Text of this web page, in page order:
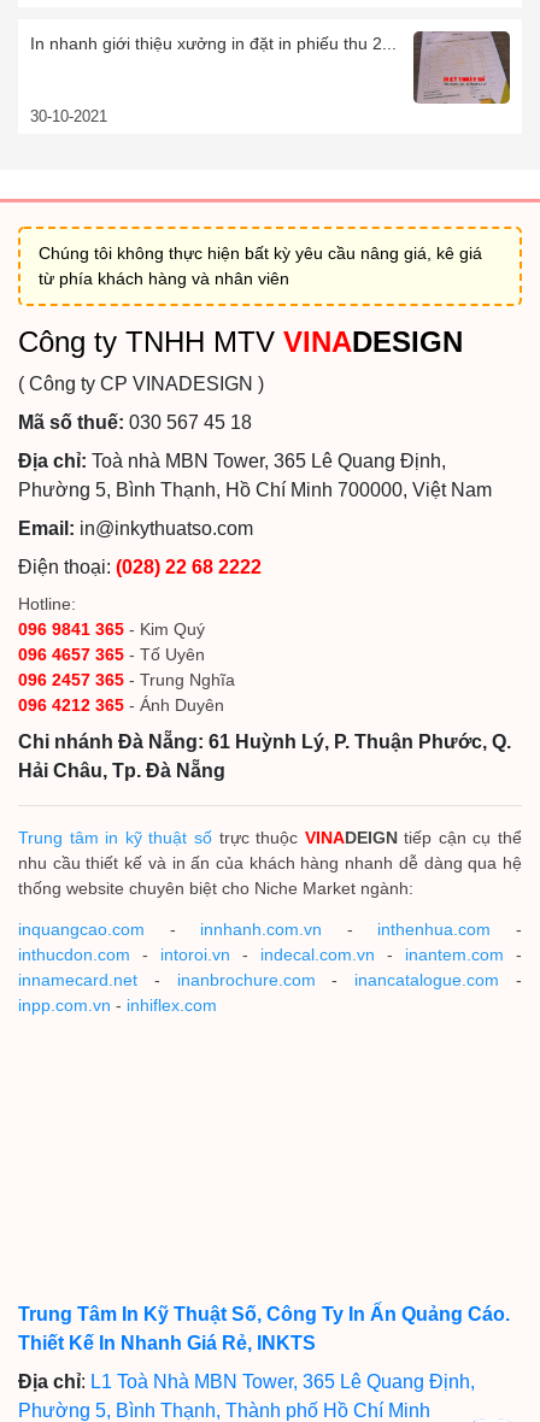
In nhanh giới thiệu xưởng in đặt in phiếu thu 2...
30-10-2021
Chúng tôi không thực hiện bất kỳ yêu cầu nâng giá, kê giá
từ phía khách hàng và nhân viên
Công ty TNHH MTV VINADESIGN
( Công ty CP VINADESIGN )
Mã số thuế: 030 567 45 18
Địa chỉ: Toà nhà MBN Tower, 365 Lê Quang Định,
Phường 5, Bình Thạnh, Hồ Chí Minh 700000, Việt Nam
Email: in@inkythuatso.com
Điện thoại: (028) 22 68 2222
Hotline:
096 9841 365 - Kim Quý
096 4657 365 - Tố Uyên
096 2457 365 - Trung Nghĩa
096 4212 365 - Ánh Duyên
Chi nhánh Đà Nẵng: 61 Huỳnh Lý, P. Thuận Phước, Q.
Hải Châu, Tp. Đà Nẵng
Trung tâm in kỹ thuật sốtrực thuộc VINADEIGNtiếp cận cụ thể
nhu cầu thiết kế và in ấn của khách hàng nhanh dễ dàng qua hệ
thống website chuyên biệt cho Niche Market ngành:
inquangcao.com - innhanh.com.vn - inthenhua.com -
inthucdon.com - intoroi.vn - indecal.com.vn - inantem.com -
innamecard.net - inanbrochure.com - inancatalogue.com -
inpp.com.vn - inhiflex.com
Trung Tâm In Kỹ Thuật Số, Công Ty In Ấn Quảng Cáo.
Thiết Kế In Nhanh Giá Rẻ, INKTS
Địa chỉ: L1 Toà Nhà MBN Tower, 365 Lê Quang Định,
Phường 5, Bình Thạnh, Thành phố Hồ Chí Minh